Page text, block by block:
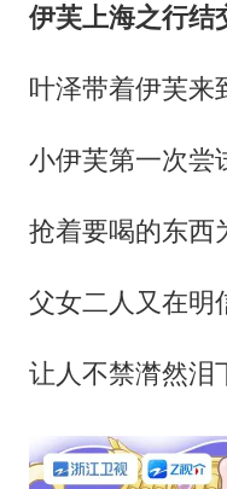
伊芙上海之行结
叶泽带着伊芙来
小伊芙第一次尝
抢着要喝的东西
父女二人又在明
让人不禁潸然泪